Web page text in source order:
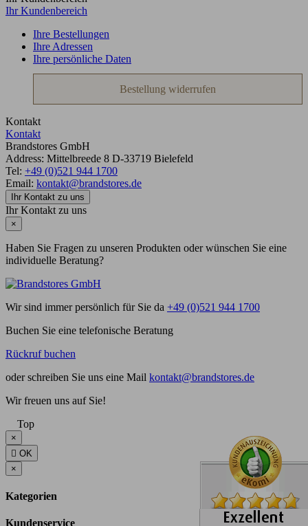
Ihr Kundenbereich
Ihre Bestellungen
Ihre Adressen
Ihre persönliche Daten
Bestellung widerrufen
Kontakt
Kontakt
Brandstores GmbH
Address: Mittelbreede 8 D-33719 Bielefeld
Tel: +49 (0)521 944 1700
Email: kontakt@brandstores.de
Ihr Kontakt zu uns
Ihr Kontakt zu uns
×
Haben Sie Fragen zu unseren Produkten oder wünschen Sie eine
individuelle Beratung?
Wir sind immer persönlich für Sie da +49 (0)521 944 1700
Buchen Sie eine telefonische Beratung
Rückruf buchen
oder schreiben Sie uns eine Mail kontakt@brandstores.de
Wir freuen uns auf Sie!
Top
×
 OK
×
Kategorien
Kundenservice